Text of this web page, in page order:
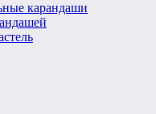
карандаши